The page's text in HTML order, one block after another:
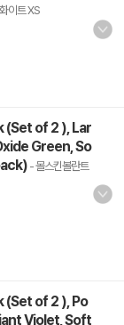
이트 XS
(Set of 2 ), Lar
Green, So
- 몰스킨볼란트
of 2 ), Po
Violet, Soft